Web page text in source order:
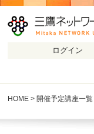
HOME > 開催予定講座一覧